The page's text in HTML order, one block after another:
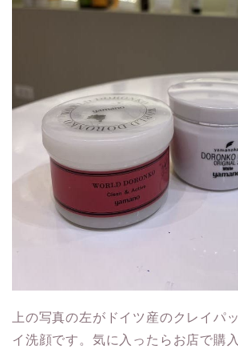
上の写真の左がドイツ産のクレイパ
イ洗顔です。気に入ったらお店で購